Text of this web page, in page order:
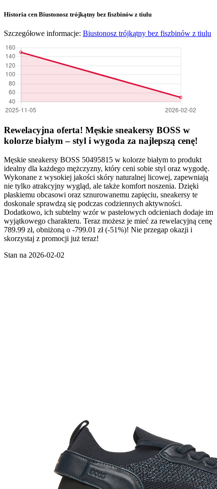
Historia cen Biustonosz trójkątny bez fiszbinów z tiulu
Szczegółowe informacje: Biustonosz trójkątny bez fiszbinów z tiulu
Rewelacyjna oferta! Męskie sneakersy BOSS w
kolorze białym – styl i wygoda za najlepszą cenę!
Męskie sneakersy BOSS 50495815 w kolorze białym to produkt
idealny dla każdego mężczyzny, który ceni sobie styl oraz wygodę.
Wykonane z wysokiej jakości skóry naturalnej licowej, zapewniają
nie tylko atrakcyjny wygląd, ale także komfort noszenia. Dzięki
płaskiemu obcasowi oraz sznurowanemu zapięciu, sneakersy te
doskonale sprawdzą się podczas codziennych aktywności.
Dodatkowo, ich subtelny wzór w pastelowych odcieniach dodaje im
wyjątkowego charakteru. Teraz możesz je mieć za rewelacyjną cenę
789.99 zł, obniżoną o -799.01 zł (-51%)! Nie przegap okazji i
skorzystaj z promocji już teraz!
Stan na 2026-02-02